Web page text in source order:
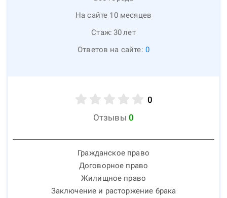
На сайте 10 месяцев
Стаж: 30лет
Ответов на сайте: 0
0
Отзывы 0
Гражданское право
Договорное право
Жилищное право
Заключение и расторжение брака